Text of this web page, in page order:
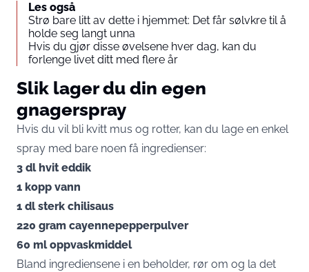
Les også
Strø bare litt av dette i hjemmet: Det får sølvkre til å
holde seg langt unna
Hvis du gjør disse øvelsene hver dag, kan du
forlenge livet ditt med flere år
Slik lager du din egen
gnagerspray
Hvis du vil bli kvitt mus og rotter, kan du lage en enkel
spray med bare noen få ingredienser:
3 dl hvit eddik
1 kopp vann
1 dl sterk chilisaus
220 gram cayennepepperpulver
60 ml oppvaskmiddel
Bland ingrediensene i en beholder, rør om og la det